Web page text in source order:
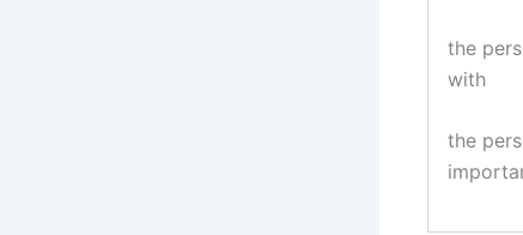
the
with
the